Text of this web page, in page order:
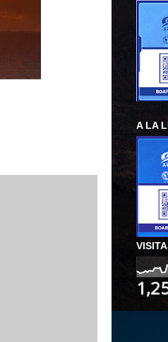
A LA